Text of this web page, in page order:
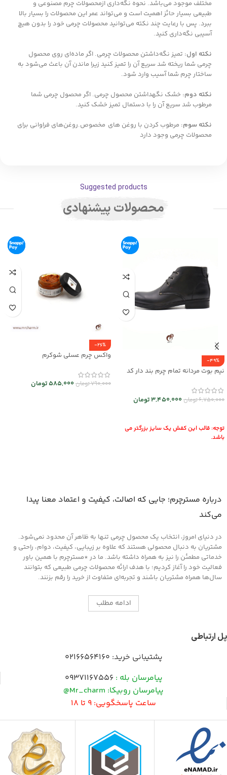
مختلف موجود می‌باشد. نحوه نگه‌داری ازمحصولات چرم مصنوعی و
طبیعی بسیار حائز اهمیت است و می‌تواند عمر این محصولات را بسیار بالا
ببرد. پس با رعایت چند نکته می‌توانید محصولات چرمی خود را بدون هیچ
آسیبی نگه‌داری کنید.
نکته اول: تمیز نگه‌داشتن محصولات چرمی. اگر ماده‌ای روی محصول
چرمی شما ریخته شد سریع آن را تمیز کنید زیرا ماندن آن باعث می‌شود به
ساختار چرم شما آسیب وارد شود.
نکته دوم: خشک نگهداشتن محصول چرمی. اگر محصول چرمی شما
مرطوب شد سریع آن را با دستمال تمیز خشک کنید.
نکته سوم: مرطوب کردن با روغن های مخصوص.روغن‌های فراوانی برای
محصولات چرمی وجود دارد
Suggested products
محصولات پیشنهادی
-49%
نیم بوت مردانه تمام چرم بند دار کد
6,750,000تومان3,450,000تومان
توجه: قالب این کفش یک سایز بزرگتر می
باشد.
-26%
واکس چرم عسلی شوکرم
790,000تومان585,000تومان
درباره مسترچرم؛ جایی که اصالت، کیفیت و اعتماد معنا پیدا
می‌کند
در دنیای امروز، انتخاب یک محصول چرمی تنها به ظاهر آن محدود نمی‌شود.
مشتریان به دنبال محصولی هستند که علاوه بر زیبایی، کیفیت، دوام، راحتی و
خدماتی مطمئن را نیز به همراه داشته باشد. ما در *مسترچرم با همین باور
فعالیت خود را آغاز کردیم؛ با هدف ارائه محصولات چرمی طبیعی که بتوانند
سال‌ها همراه مشتریان باشند و تجربه‌ای متفاوت از خرید را رقم بزنند.
ادامه مطلب
پل ارتباطی
پشتیبانی خرید: 02166564160
پیامرسان بله : 09371167556
پیامرسان روبیکا: Mr_charm@
ساعت پاسخگویی: 9 تا 18